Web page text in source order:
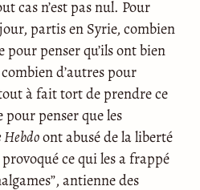
cas n’est pas nul. Pour
partis en Syrie, combien
pour penser qu’ils ont bien
d’autres pour
tout à fait tort de prendre ce
penser que les
ont abusé de la liberté
ce qui les a frappé
antienne des